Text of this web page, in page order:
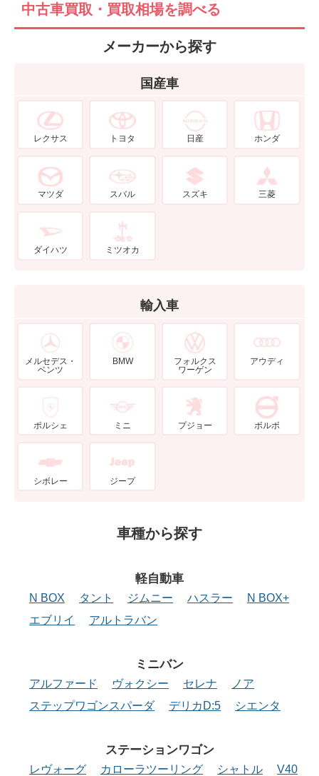
中古車買取・買取相場を調べる
メーカーから探す
国産車
レクサス トヨタ 日産 ホンダ
マツダ スバル スズキ 三菱
ダイハツ ミツオカ
輸入車
メルセデス・
ベンツ
BMW
フォルクス
ワーゲン
アウディ
ポルシェ ミニ プジョー ボルボ
シボレー ジープ
車種から探す
軽自動車
N BOX タント ジムニー ハスラー
N BOX+
エブリイ
アルトラバン
ミニバン
アルファード ヴォクシー セレナ
ノア
ステップワゴンスパーダ
デリカD:5 シエンタ
ステーションワゴン
レヴォーグ カローラツーリング シャトル V40